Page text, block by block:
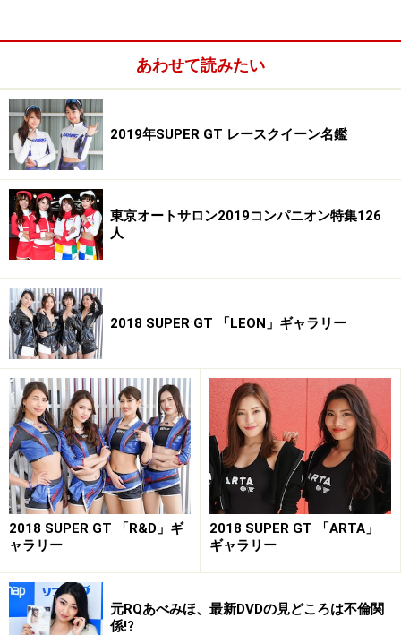
杉原あやの／フロンティアキューティーズ
杉原あやの／フロンティアキューティーズ
杉原あやの／フロンティアキューティーズ
杉原あやの／フロンティアキューティーズ
あわせて読みたい
2019年SUPER GT レースクイーン名鑑
東京オートサロン2019コンパニオン特集126
人
2018 SUPER GT 「LEON」ギャラリー
2018 SUPER GT 「R&D」ギ
ャラリー
2018 SUPER GT 「ARTA」
ギャラリー
元RQあべみほ、最新DVDの見どころは不倫関
係!?